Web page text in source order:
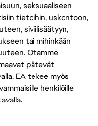
seksuaaliseen
tietoihin, uskontoon,
siviilisäätyyn,
tai mihinkään
Otamme
pätevät
EA tekee myös
henkilöille